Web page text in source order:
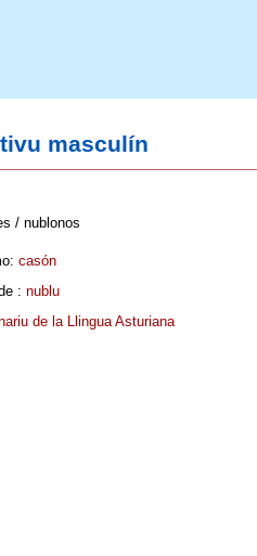
masculín
/ nublonos
casón
: nublu
de la Llingua Asturiana